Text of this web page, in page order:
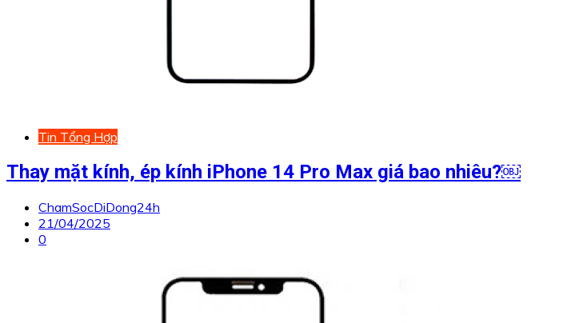
Tin Tổng Hợp
Thay mặt kính, ép kính iPhone 14 Pro Max giá bao nhiêu?￼
ChamSocDiDong24h
21/04/2025
0